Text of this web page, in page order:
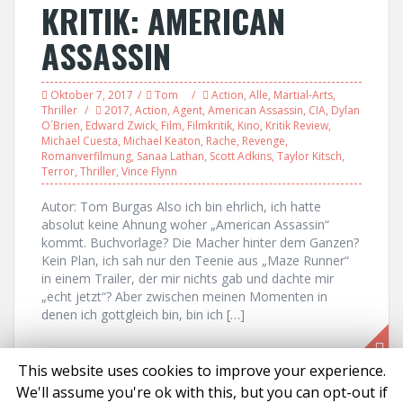
KRITIK: AMERICAN
ASSASSIN
Oktober 7, 2017 Tom Action, Alle, Martial-Arts,
Thriller
2017, Action, Agent, American Assassin, CIA, Dylan
O´Brien, Edward Zwick, Film, Filmkritik, Kino, Kritik Review,
Michael Cuesta, Michael Keaton, Rache, Revenge,
Romanverfilmung, Sanaa Lathan, Scott Adkins, Taylor Kitsch,
Terror, Thriller, Vince Flynn
Autor: Tom Burgas Also ich bin ehrlich, ich hatte
absolut keine Ahnung woher „American Assassin“
kommt. Buchvorlage? Die Macher hinter dem Ganzen?
Kein Plan, ich sah nur den Teenie aus „Maze Runner“
in einem Trailer, der mir nichts gab und dachte mir
„echt jetzt“? Aber zwischen meinen Momenten in
denen ich gottgleich bin, bin ich […]
This website uses cookies to improve your experience.
We'll assume you're ok with this, but you can opt-out if